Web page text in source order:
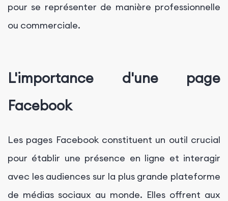
pour se représenter de manière professionnelle
ou commerciale.
L'importance d'une page
Facebook
Les pages Facebook constituent un outil crucial
pour établir une présence en ligne et interagir
avec les audiences sur la plus grande plateforme
de médias sociaux au monde. Elles offrent aux